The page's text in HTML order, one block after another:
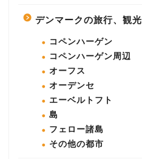
デンマークの旅行、観光
コペンハーゲン
コペンハーゲン周辺
オーフス
オーデンセ
エーベルトフト
島
フェロー諸島
その他の都市